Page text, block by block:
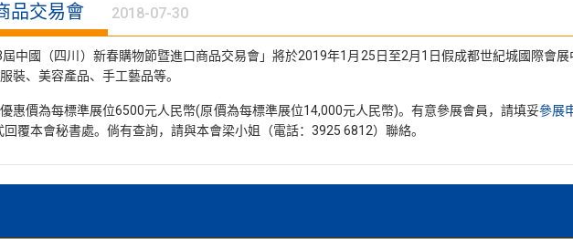
品交易會 2018-07-30
中國（四川）新春購物節暨進口商品交易會」將於2019年1月25日至2月1日假成都世紀城國際會
裝、美容產品、手工藝品等。
惠價為每標準展位6500元人民幣(原價為每標準展位14,000元人民幣)。有意參展會員，請填妥參展
回覆本會秘書處。倘有查詢，請與本會梁小姐（電話：3925 6812）聯絡。